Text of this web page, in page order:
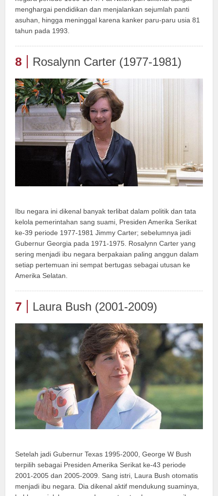
menghargai pendidikan dan menjalankan sejumlah panti
asuhan, hingga meninggal karena kanker paru-paru usia 81
tahun pada 1993.
8 Rosalynn Carter (1977-1981)
Ibu negara ini dikenal banyak terlibat dalam politik dan tata
kelola pemerintahan sang suami, Presiden Amerika Serikat
ke-39 periode 1977-1981 Jimmy Carter; sebelumnya jadi
Gubernur Georgia pada 1971-1975. Rosalynn Carter yang
sering menjadi ibu negara berpakaian paling anggun dalam
setiap pertemuan ini sempat bertugas sebagai utusan ke
Amerika Selatan.
7 Laura Bush (2001-2009)
Setelah jadi Gubernur Texas 1995-2000, George W Bush
terpilih sebagai Presiden Amerika Serikat ke-43 periode
2001-2005 dan 2005-2009. Sang istri, Laura Bush otomatis
menjadi ibu negara. Dia dikenal aktif mendukung suaminya,